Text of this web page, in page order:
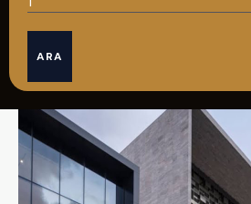
ARA
08502421818
REZERVASYON